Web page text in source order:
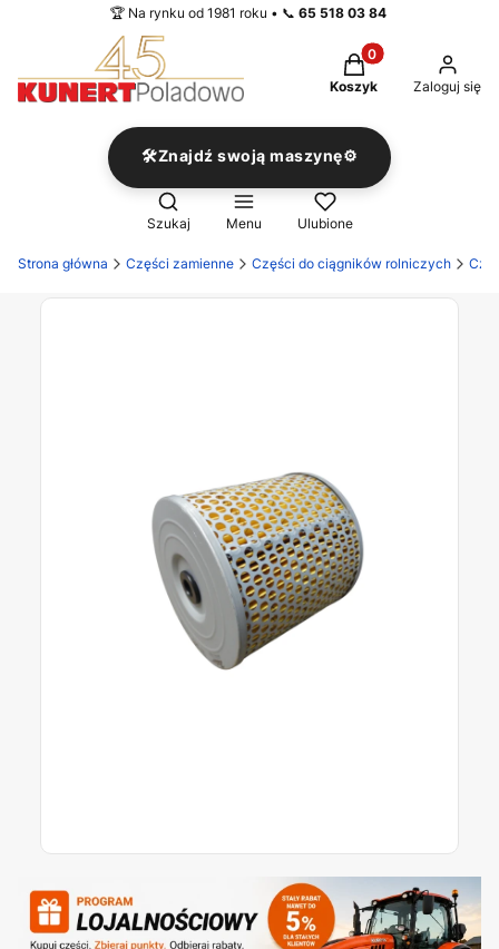
🏆 Na rynku od 1981 roku • 📞 65 518 03 84
Produkty w
Koszyk Zaloguj się
🛠️Znajdź swoją maszynę⚙️
Otwórz wyszukiwarkę
Szukaj Menu Ulubione
Strona główna Części zamienne Części do ciągników rolniczych